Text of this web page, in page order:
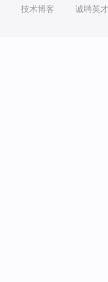
技术博客 诚聘英才